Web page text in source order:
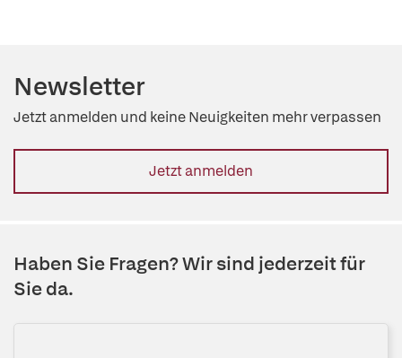
Newsletter
Jetzt anmelden und keine Neuigkeiten mehr verpassen
Jetzt anmelden
Haben Sie Fragen? Wir sind jederzeit für
Sie da.